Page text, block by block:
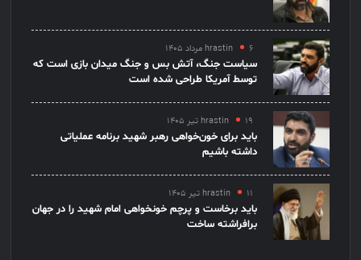
hrastin ۶ مرداد ۱۴۰۵
سیاست جنگ، آتش بس و جنگ میدان بازی است که
توسط آمریکا طراحی شده است
hrastin ۱۹ تیر ۱۴۰۵
باید برای خون‌خواهی رهبر شهید برنامه عملیاتی
داشته باشیم
hrastin ۱۱ تیر ۱۴۰۵
باید برخاست و پرچم خونخواهی امام شهید را در جهان
برافراشته ساخت